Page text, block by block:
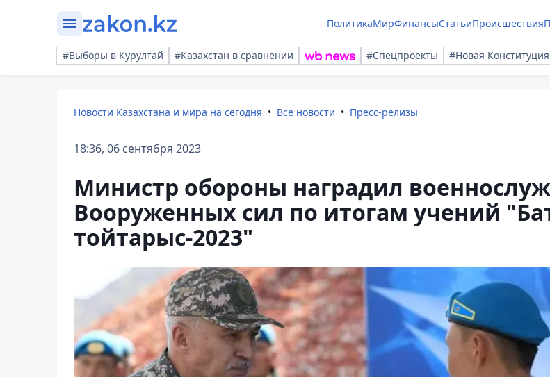
ПолитикаМирФинансыСтатьиПроисшествия
#Выборы в Курултай #Казахстан в сравнении #Спецпроекты #Новая Конституция
Новости Казахстана и мира на сегодня Все новости Пресс-релизы
18:36, 06 сентября 2023
Министр обороны наградил
Вооруженных сил по итогам учений
тойтарыс-2023"